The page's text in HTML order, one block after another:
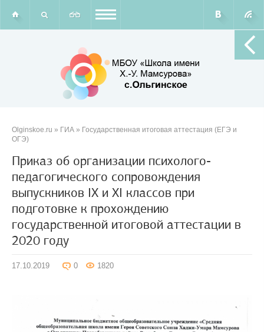
Olginskoe.ru » ГИА » Государственная итоговая аттестация (ЕГЭ и
ОГЭ)
Приказ об организации психолого-
педагогического сопровождения
выпускников IX и XI классов при
подготовке к прохождению
государственной итоговой аттестации в
2020 году
17.10.2019 0 1820